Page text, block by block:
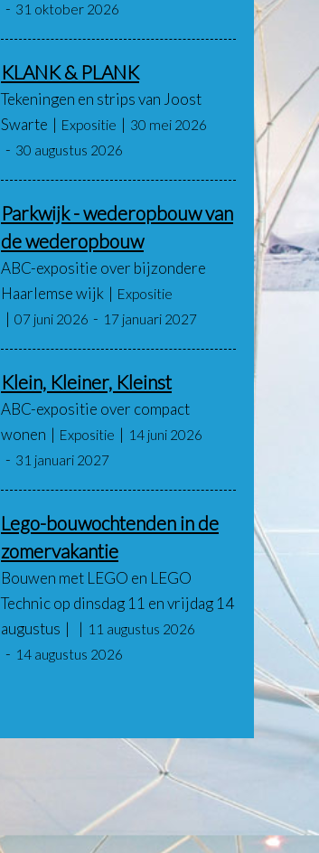
31 oktober 2026
KLANK & PLANK
Tekeningen en strips van Joost
Swarte
Expositie
30 mei 2026
30 augustus 2026
Parkwijk - wederopbouw van
de wederopbouw
ABC-expositie over bijzondere
Haarlemse wijk
Expositie
07 juni 2026
17 januari 2027
Klein, Kleiner, Kleinst
ABC-expositie over compact
wonen
Expositie
14 juni 2026
31 januari 2027
Lego-bouwochtenden in de
zomervakantie
Bouwen met LEGO en LEGO
Technic op dinsdag 11 en vrijdag 14
augustus
11 augustus 2026
14 augustus 2026